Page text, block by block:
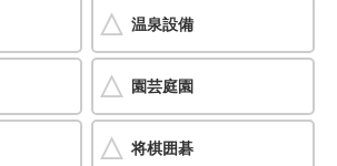
温泉設備
園芸庭園
将棋囲碁